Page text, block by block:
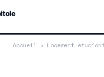
Accueil › Logement